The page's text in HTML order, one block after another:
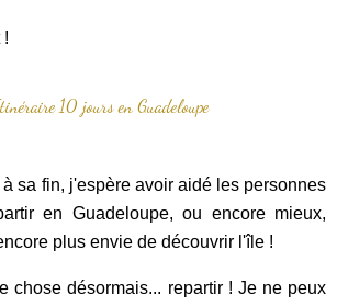
!
sa fin, j'espère avoir aidé les personnes
en Guadeloupe, ou encore mieux,
plus envie de découvrir l'île !
chose désormais... repartir ! Je ne peux